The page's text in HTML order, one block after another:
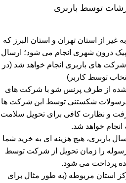
توسط باربری
غیر از استان تهران و استان البرز که
درون شهری انجام می شود؛ ارسال
های باربری انجام خواهد شد (در
توسط کاربر)
شده از طرف پرنس شو با شرکت های
مرسولات شکستنی توسط این شرکت ها
و نظارت کافی برای تحویل سلامت
خواهد شد.
باربری، هیچ هزینه ای به خرید شما
را زمان تحویل از شرکت توسط
پرداخت می شود.
استان مربوطه (به طور مثال برای